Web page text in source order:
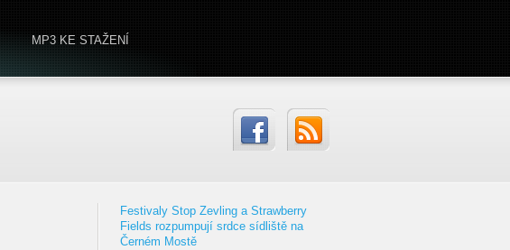
MP3 KE STAŽENÍ
Festivaly Stop Zevling a Strawberry
Fields rozpumpují srdce sídliště na
Černém Mostě